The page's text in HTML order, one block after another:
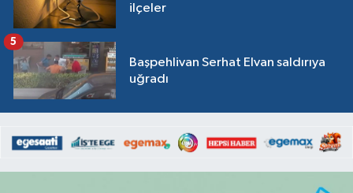
ilçeler
Başpehlivan Serhat Elvan saldırıya
uğradı
5